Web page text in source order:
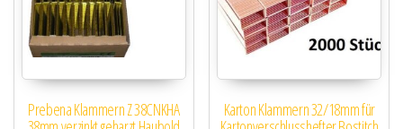
Prebena Klammern Z 38CNKHA Karton Klammern 32/18mm für